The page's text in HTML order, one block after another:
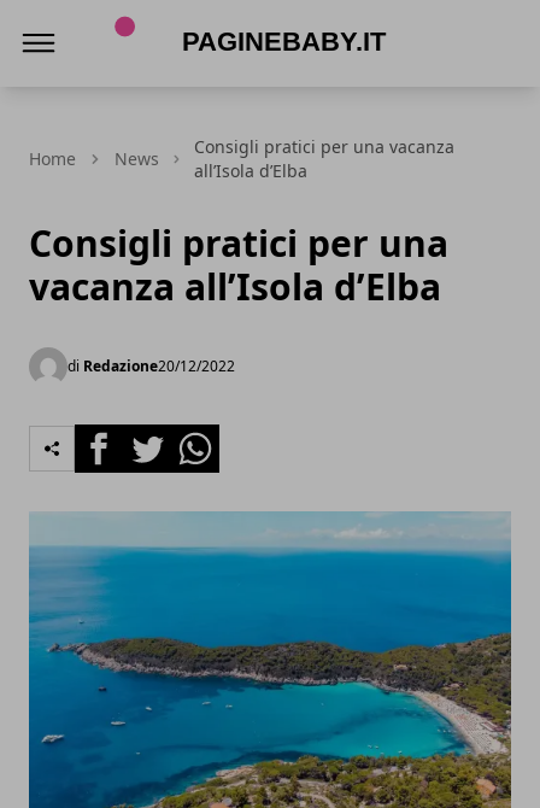
Home News
Consigli pratici per una vacanza
all’Isola d’Elba
Consigli pratici per una
vacanza all’Isola d’Elba
di Redazione20/12/2022
FacebookTwitterWhatsapp